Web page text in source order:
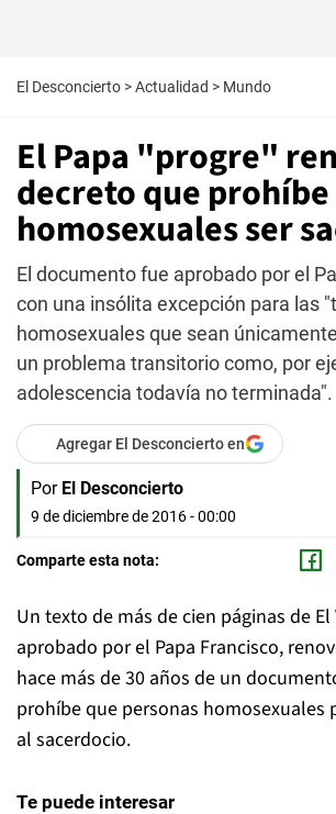
El Desconcierto >Actualidad > Mundo
El Papa "progre"
decreto que prohíbe
homosexuales ser
El documento fue aprobado por el
con una insólita excepción para las
homosexuales que sean
un problema transitorio como, por
adolescencia todavía no terminada".
Agregar El Desconcierto en
Por El Desconcierto
9 de diciembre de 2016 - 00:00
Comparte esta nota:
Un texto de más de cien páginas de
aprobado por el Papa Francisco,
hace más de 30 años de un
prohíbe que personas homosexuales
al sacerdocio.
Te puede interesar